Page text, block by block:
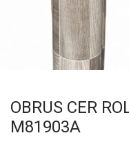
OBRUS CER
M81903A